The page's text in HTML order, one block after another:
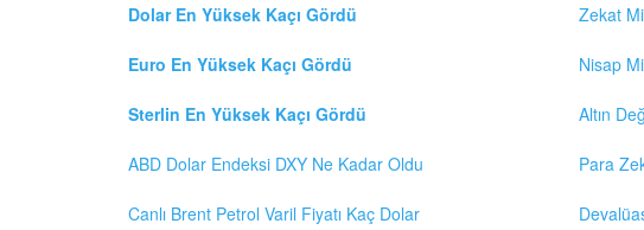
Dolar En Yüksek Kaçı Gördü
Euro En Yüksek Kaçı Gördü
Sterlin En Yüksek Kaçı Gördü
ABD Dolar Endeksi DXY Ne Kadar Oldu
Canlı Brent Petrol Varil Fiyatı Kaç Dolar
Zekat
Nisap
Altın
Para